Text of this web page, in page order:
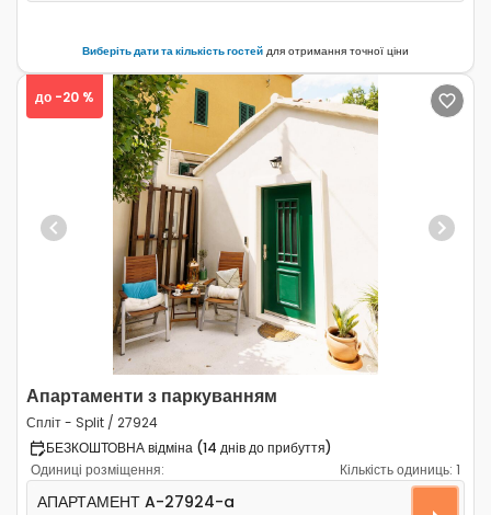
Виберіть дати та кількість гостей для отримання точної ціни
Previous Next
до -20 %
Апартаменти з паркуванням
Спліт - Split / 27924
БЕЗКОШТОВНА відміна (14 днів до прибуття)
Одиниці розміщення:
Кількість одиниць: 1
Однокімнатні апартаменти Спліт - Split A-27924-a
АПАРТАМЕНТ A-27924-a